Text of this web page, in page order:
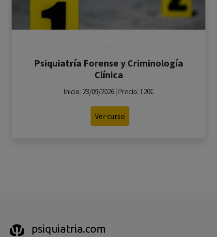
Psiquiatría Forense y Criminología
Clínica
Inicio: 23/09/2026 |Precio: 120€
Ver curso
psiquiatria.com